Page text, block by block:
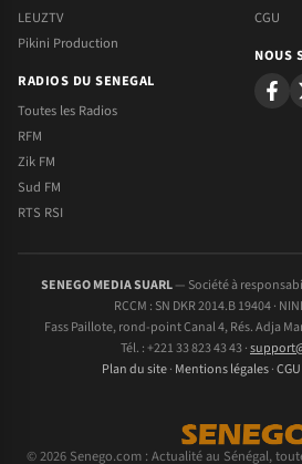
LEUZTV
Pikini Production
RADIOS DU SENEGAL
Toutes les Radios
RFM
Zik FM
Sud FM
RTS RSI
CGU
NOUS
SENEGO MEDIA SUARL— Société à
RCCM : SN DKR 2014.B 19404 ·
Fass Paillote, rond-point Canal 4, Rés. Adja
Tél. : +221 33 823 43 43 ·
Plan du site· Mentions légales·CGU
© 2026 Senego.com : Actualité au Sénégal,